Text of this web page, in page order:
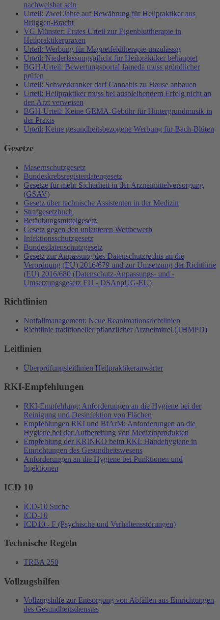
nachweisbar sein
Urteil: Zwei Jahre auf Bewährung für Heilpraktiker aus
Brüggen-Bracht
VG Münster: Erstes Urteil zur Eigenbluttherapie in
Heilpraktikerpraxen
Urteil: Werbung für Magnetfeldtherapie unzulässig
Urteil: Niederlassungspflicht für Heilpraktiker behauptet
BGH-Urteil: Bewertungsportal Jameda muss gründlicher
prüfen
Urteil: Schwerkranker darf Cannabis zu Hause anbauen
Urteil: Heilpraktiker muss bei ausbleibendem Erfolg nicht an
den Arzt verweisen
BGH-Urteil: Keine GEMA-Gebühr für Hintergrundmusik in
der Praxis
Urteil: Keine gesundheitsbezogene Werbung für Bach-Blüten
Gesetze
Masernschutzgesetz
Bundeskrebsregisterdatengesetz
Gesetze für mehr Sicherheit in der Arzneimittelversorgung
(GSAV)
Gesetz über technische Assistenten in der Medizin
Strafgesetzbuch
Betäubungsmittelgesetz
Gesetz gegen den unlauteren Wettbewerb
Infektionsschutzgesetz
Bundesdatenschutzgesetz
Gesetz zur Anpassung des Datenschutzrechts an die
Verordnung (EU) 2016/679 und zur Umsetzung der Richtlinie
(EU) 2016/680 (Datenschutz-Anpassungs- und -
Umsetzungsgesetz EU - DSAnpUG-EU)
Richtlinien
Notfallmanagement: Neue Reanimationsrichtlinien
Richtlinie traditioneller pflanzlicher Arzneimittel (THMPD)
Leitlinien
Überprüfungsleitlinien Heilpraktikeranwärter
RKI-Empfehlungen
RKI-Empfehlung: Anforderungen an die Hygiene bei der
Reinigung und Desinfektion von Flächen
Empfehlungen RKI und BfArM: Anforderungen an die
Hygiene bei der Aufbereitung von Medizinprodukten
Empfehlung der KRINKO beim RKI: Händehygiene in
Einrichtungen des Gesundheitswesens
Anforderungen an die Hygiene bei Punktionen und
Injektionen
ICD 10
ICD-10 Suche
ICD-10
ICD10 - F (Psychische und Verhaltensstörungen)
Technische Regeln
TRBA 250
Vollzugshilfen
Vollzugshilfe zur Entsorgung von Abfällen aus Einrichtungen
des Gesundheitsdienstes